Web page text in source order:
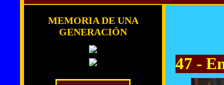
MEMORIA DE UNA
GENERACIÓN
47 -